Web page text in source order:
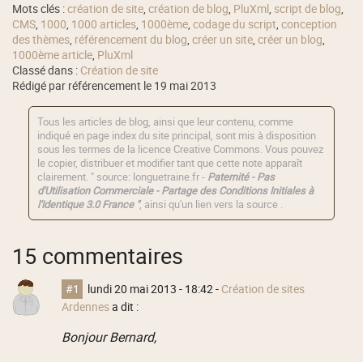
Mots clés :création de site,création de blog, PluXml, script de blog,
CMS, 1000, 1000 articles, 1000ème,codage du script,conception
des thèmes, référencement du blog,créer un site,créer un blog,
1000ème article, PluXml
Classé dans : Création de site
Rédigé par référencement le 19 mai 2013
Tous les articles de blog, ainsi que leur contenu, comme
indiqué en page index du site principal, sont mis à disposition
sous les termes de la licence Creative Commons. Vous pouvez
le copier, distribuer et modifier tant que cette note apparaît
clairement. " source: longuetraine.fr - Paternité - Pas
d'Utilisation Commerciale - Partage des Conditions Initiales à
l'Identique 3.0 France ", ainsi qu'un lien vers la source .
15 commentaires
#1 lundi 20 mai 2013 - 18:42- Création de sites
Ardennesa dit :
Bonjour Bernard,